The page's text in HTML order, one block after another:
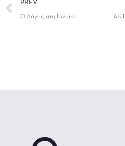
PREV.
Ο Λόγος στη Γυναίκα